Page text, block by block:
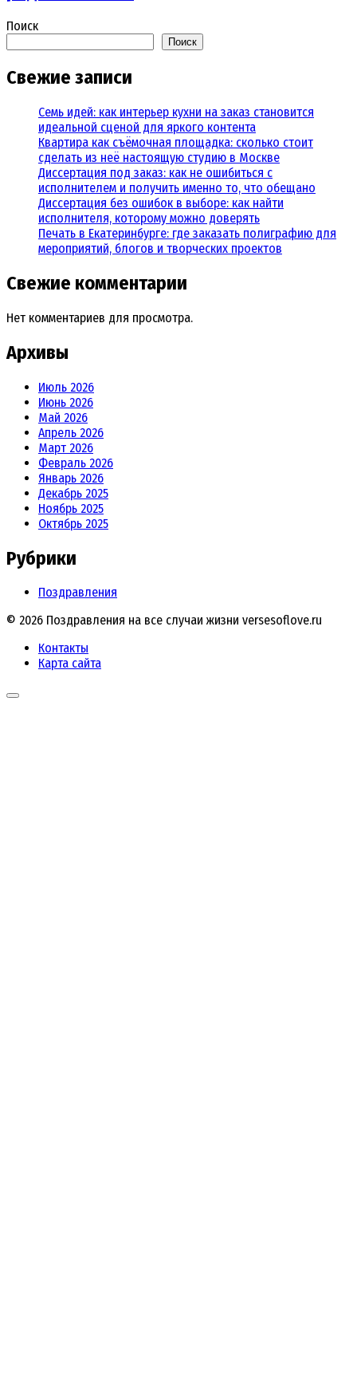
Поиск
Поиск
Свежие записи
Семь идей: как интерьер кухни на заказ становится
идеальной сценой для яркого контента
Квартира как съёмочная площадка: сколько стоит
сделать из неё настоящую студию в Москве
Диссертация под заказ: как не ошибиться с
исполнителем и получить именно то, что обещано
Диссертация без ошибок в выборе: как найти
исполнителя, которому можно доверять
Печать в Екатеринбурге: где заказать полиграфию для
мероприятий, блогов и творческих проектов
Свежие комментарии
Нет комментариев для просмотра.
Архивы
Июль 2026
Июнь 2026
Май 2026
Апрель 2026
Март 2026
Февраль 2026
Январь 2026
Декабрь 2025
Ноябрь 2025
Октябрь 2025
Рубрики
Поздравления
© 2026 Поздравления на все случаи жизни versesoflove.ru
Контакты
Карта сайта